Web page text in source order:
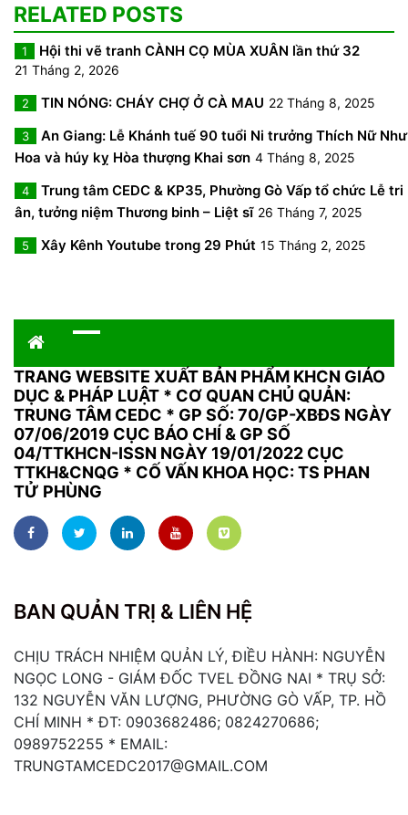
RELATED POSTS
1 Hội thi vẽ tranh CÀNH CỌ MÙA XUÂN lần thứ 32
21 Tháng 2, 2026
2 TIN NÓNG: CHÁY CHỢ Ở CÀ MAU 22 Tháng 8, 2025
3
An Giang: Lễ Khánh tuế 90 tuổi Ni trưởng Thích Nữ Như
Hoa và húy kỵ Hòa thượng Khai sơn 4 Tháng 8, 2025
4
Trung tâm CEDC & KP35, Phường Gò Vấp tổ chức Lễ tri
ân, tưởng niệm Thương binh – Liệt sĩ 26 Tháng 7, 2025
5 Xây Kênh Youtube trong 29 Phút 15 Tháng 2, 2025
TRANG WEBSITE XUẤT BẢN PHẨM KHCN GIÁO
DỤC & PHÁP LUẬT * CƠ QUAN CHỦ QUẢN:
TRUNG TÂM CEDC * GP SỐ: 70/GP-XBĐS NGÀY
07/06/2019 CỤC BÁO CHÍ & GP SỐ
04/TTKHCN-ISSN NGÀY 19/01/2022 CỤC
TTKH&CNQG * CỐ VẤN KHOA HỌC: TS PHAN
TỬ PHÙNG
BAN QUẢN TRỊ & LIÊN HỆ
CHỊU TRÁCH NHIỆM QUẢN LÝ, ĐIỀU HÀNH: NGUYỄN
NGỌC LONG - GIÁM ĐỐC TVEL ĐỒNG NAI * TRỤ SỞ:
132 NGUYỄN VĂN LƯỢNG, PHƯỜNG GÒ VẤP, TP. HỒ
CHÍ MINH * ĐT: 0903682486; 0824270686;
0989752255 * EMAIL:
TRUNGTAMCEDC2017@GMAIL.COM